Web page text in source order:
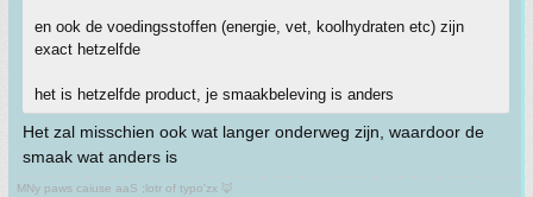
en ook de voedingsstoffen (energie, vet, koolhydraten etc) zijn
exact hetzelfde
het is hetzelfde product, je smaakbeleving is anders
Het zal misschien ook wat langer onderweg zijn, waardoor de
smaak wat anders is
MNy paws caiuse aaS ;lotr of typo'zx 🦊